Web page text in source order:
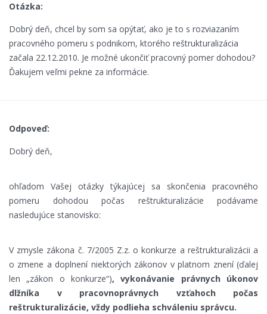
Otázka:
Dobrý deň, chcel by som sa opýtať, ako je to s rozviazaním
pracovného pomeru s podnikom, ktorého reštrukturalizácia
začala 22.12.2010. Je možné ukončiť pracovný pomer dohodou?
Ďakujem veľmi pekne za informácie.
Odpoveď:
Dobrý deň,
ohľadom Vašej otázky týkajúcej sa skončenia pracovného
pomeru dohodou počas reštrukturalizácie podávame
nasledujúce stanovisko:
V zmysle zákona č. 7/2005 Z.z. o konkurze a reštrukturalizácii a
o zmene a doplnení niektorých zákonov v platnom znení (ďalej
len „zákon o konkurze“), vykonávanie právnych úkonov
dlžníka v pracovnoprávnych vzťahoch počas
reštrukturalizácie, vždy podlieha schváleniu správcu.